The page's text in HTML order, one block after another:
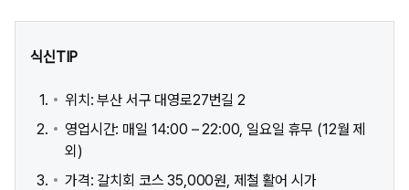
식신TIP
위치: 부산 서구 대영로27번길 2
영업시간: 매일 14:00 – 22:00, 일요일 휴무 (12월 제
외)
가격: 갈치회 코스 35,000원, 제철 활어 시가